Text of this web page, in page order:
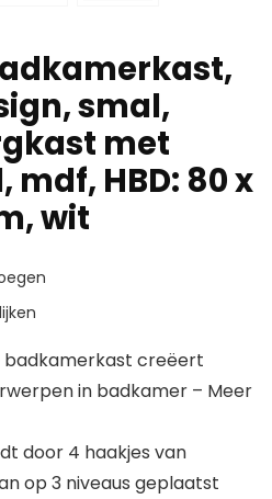
smal,
met
HBD: 80 x
wit
badkamerkast creëert
in badkamer – Meer
door 4 haakjes van
op 3 niveaus geplaatst